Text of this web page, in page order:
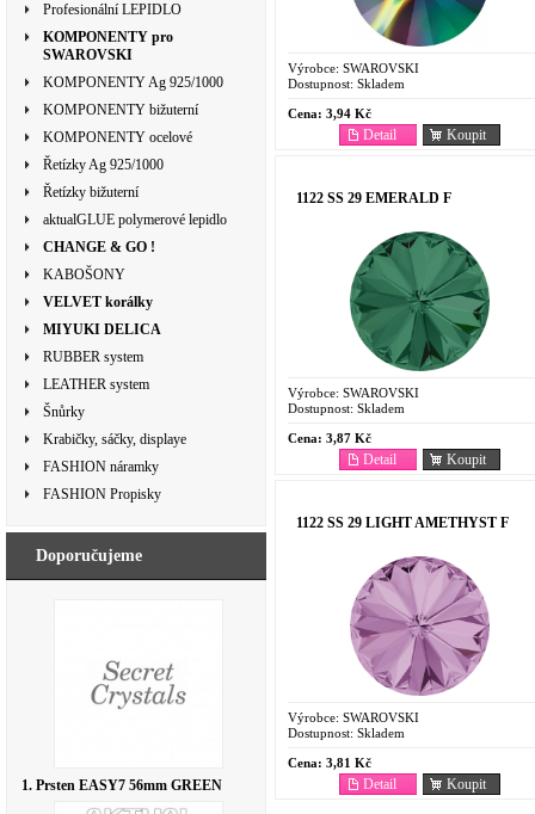
Profesionální LEPIDLO
KOMPONENTY pro
SWAROVSKI
KOMPONENTY Ag 925/1000
KOMPONENTY bižuterní
KOMPONENTY ocelové
Řetízky Ag 925/1000
Řetízky bižuterní
aktualGLUE polymerové lepidlo
CHANGE & GO !
KABOŠONY
VELVET korálky
MIYUKI DELICA
RUBBER system
LEATHER system
Šnůrky
Krabičky, sáčky, displaye
FASHION náramky
FASHION Propisky
Doporučujeme
1. Prsten EASY7 56mm GREEN
Výrobce: SWAROVSKI
Dostupnost: Skladem
Cena: 3,94 Kč
Koupit
Detail
1122 SS 29 EMERALD F
Výrobce: SWAROVSKI
Dostupnost: Skladem
Cena: 3,87 Kč
Koupit
Detail
1122 SS 29 LIGHT AMETHYST F
Výrobce: SWAROVSKI
Dostupnost: Skladem
Cena: 3,81 Kč
Koupit
Detail